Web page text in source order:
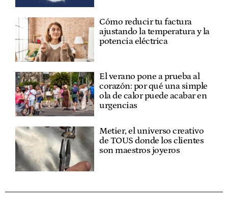
Cómo reducir tu factura
ajustando la temperatura y la
potencia eléctrica
El verano pone a prueba al
corazón: por qué una simple
ola de calor puede acabar en
urgencias
Metier, el universo creativo
de TOUS donde los clientes
son maestros joyeros